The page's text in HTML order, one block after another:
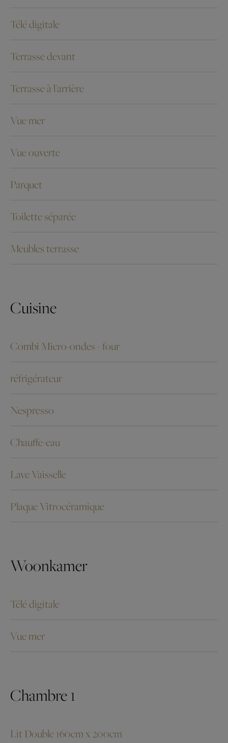
Télé digitale
Terrasse devant
Terrasse à l'arrière
Vue mer
Vue ouverte
Parquet
Toilette séparée
Meubles terrasse
Cuisine
Combi Micro-ondes - four
réfrigérateur
Nespresso
Chauffe-eau
Lave Vaisselle
Plaque Vitrocéramique
Woonkamer
Télé digitale
Vue mer
Chambre 1
Lit Double 160cm x 200cm